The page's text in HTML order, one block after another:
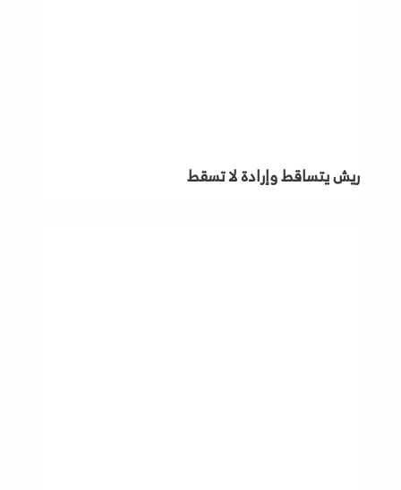
ريش يتساقط وإرادة لا تسقط